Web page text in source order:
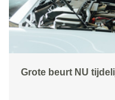
Grote beurt NU